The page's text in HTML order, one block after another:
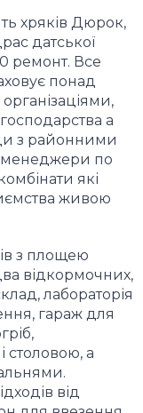
хряків Дюрок,
датської
ремонт. Все
понад
а
з районними
менеджери по
які
живою
з площею
відкормочних,
лабораторія
гараж для
столовою, а
від